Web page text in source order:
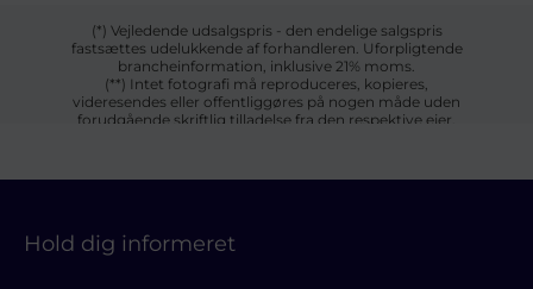
(*) Vejledende udsalgspris - den endelige salgspris
fastsættes udelukkende af forhandleren. Uforpligtende
brancheinformation, inklusive 21% moms.
(**) Intet fotografi må reproduceres, kopieres,
videresendes eller offentliggøres på nogen måde uden
forudgående skriftlig tilladelse fra den respektive ejer.
Hold dig informeret